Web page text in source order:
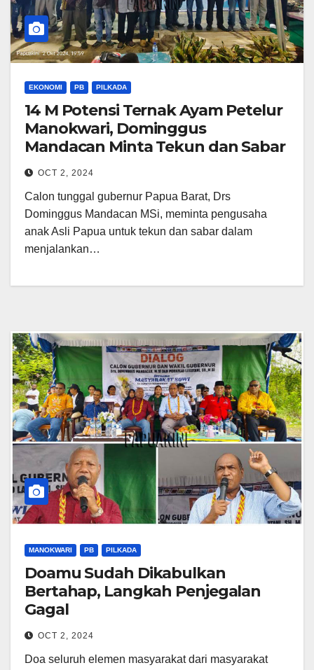
EKONOMI PB PILKADA
14 M Potensi Ternak Ayam Petelur
Manokwari, Dominggus
Mandacan Minta Tekun dan Sabar
OCT 2, 2024
Calon tunggal gubernur Papua Barat, Drs
Dominggus Mandacan MSi, meminta pengusaha
anak Asli Papua untuk tekun dan sabar dalam
menjalankan…
MANOKWARI PB PILKADA
Doamu Sudah Dikabulkan
Bertahap, Langkah Penjegalan
Gagal
OCT 2, 2024
Doa seluruh elemen masyarakat dari masyarakat